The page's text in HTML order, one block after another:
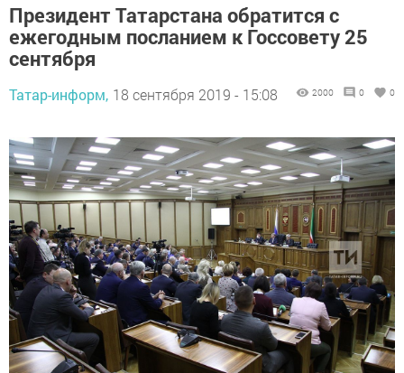
Президент Татарстана обратится с
ежегодным посланием к Госсовету 25
сентября
Татар-информ, 18 сентября 2019 - 15:08 2000 0 0